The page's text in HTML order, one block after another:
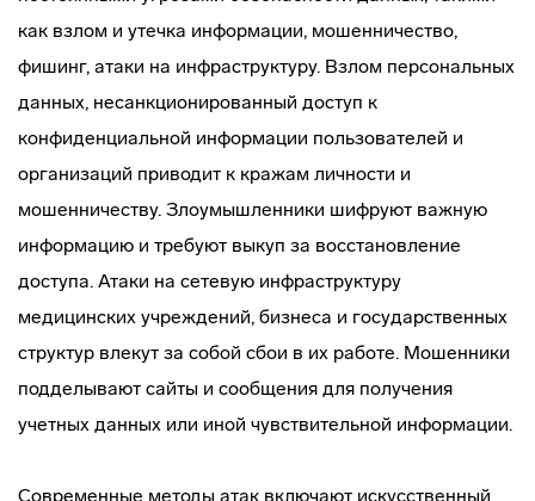
как взлом и утечка информации, мошенничество,
фишинг, атаки на инфраструктуру. Взлом персональных
данных, несанкционированный доступ к
конфиденциальной информации пользователей и
организаций приводит к кражам личности и
мошенничеству. Злоумышленники шифруют важную
информацию и требуют выкуп за восстановление
доступа. Атаки на сетевую инфраструктуру
медицинских учреждений, бизнеса и государственных
структур влекут за собой сбои в их работе. Мошенники
подделывают сайты и сообщения для получения
учетных данных или иной чувствительной информации.
Современные методы атак включают искусственный